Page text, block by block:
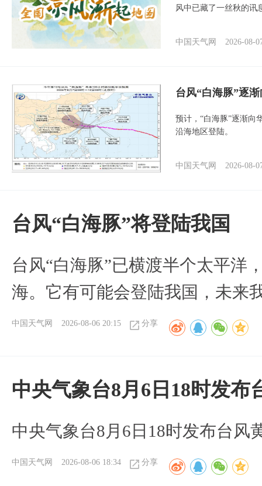
风中已藏了一丝秋的讯
中国天气网 2026-08-
台风“白海豚”逐
预计，“白海豚”逐渐向
沿海地区登陆。
中国天气网 2026-08-
台风“白海豚”将登陆我国
台风“白海豚”已横渡半个太平洋
海。它有可能会登陆我国，未来
中国天气网 2026-08-06 20:15 分享
中央气象台8月6日18时发布
中央气象台8月6日18时发布台风
中国天气网 2026-08-06 18:34 分享